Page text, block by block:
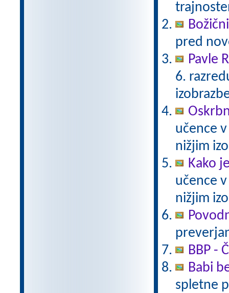
pred
Pavle
6.
učence
nižjim
Kako
učence
nižjim
BBP -
Babi
spletne